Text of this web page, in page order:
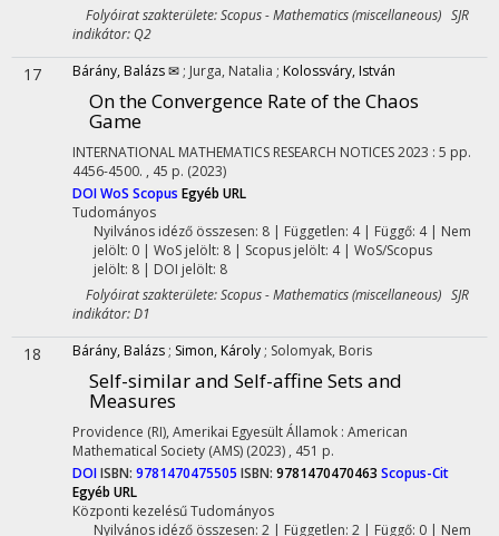
Folyóirat szakterülete: Scopus - Mathematics (miscellaneous) SJR
indikátor: Q2
17 Bárány, Balázs ✉ ; Jurga, Natalia ; Kolossváry, István
On the Convergence Rate of the Chaos
Game
INTERNATIONAL MATHEMATICS RESEARCH NOTICES2023 : 5 pp.
4456-4500. , 45 p. (2023)
DOIWoS Scopus Egyéb URL
Tudományos
Nyilvános idéző összesen: 8| Független: 4 | Függő: 4 | Nem
jelölt: 0 | WoS jelölt: 8 | Scopus jelölt: 4 | WoS/Scopus
jelölt: 8 | DOI jelölt: 8
Folyóirat szakterülete: Scopus - Mathematics (miscellaneous) SJR
indikátor: D1
18 Bárány, Balázs ; Simon, Károly ; Solomyak, Boris
Self-similar and Self-affine Sets and
Measures
Providence (RI), Amerikai Egyesült Államok : American
Mathematical Society (AMS) (2023) , 451 p.
DOIISBN: 9781470475505 ISBN: 9781470470463 Scopus-Cit
Egyéb URL
Központi kezelésűTudományos
Nyilvános idéző összesen: 2| Független: 2 | Függő: 0 | Nem